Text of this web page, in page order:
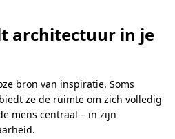
architectuur in je
bron van inspiratie. Soms
ze de ruimte om zich volledig
mens centraal – in zijn